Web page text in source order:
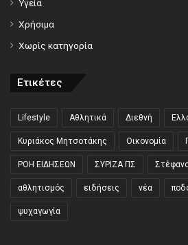
Υγεία
Χρήσιμα
Χωρίς κατηγορία
Ετικέτες
Lifestyle Αθλητικά Διεθνή
Κυριάκος Μητσοτάκης Οικονομία
ΡΟΗ ΕΙΔΗΣΕΩΝ ΣΥΡΙΖΑ ΠΣ
αθλητισμός ειδήσεις νέα
ψυχαγωγία